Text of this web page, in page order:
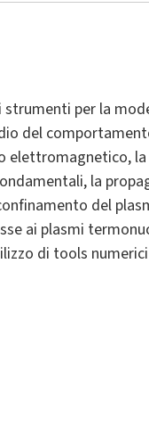
per la
del
elettromagnetico,
la
del
ai plasmi
di tools